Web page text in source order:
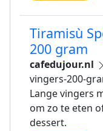
Tiramisù
200 gram
cafedujour.nl
vingers-200-
Lange vingers
om zo te eten
dessert.